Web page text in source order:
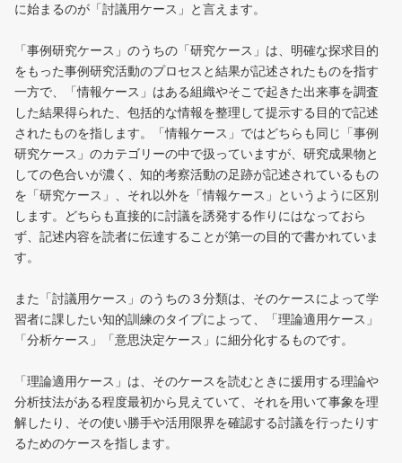
に始まるのが「討議用ケース」と言えます。
「事例研究ケース」のうちの「研究ケース」は、明確な探求目的
をもった事例研究活動のプロセスと結果が記述されたものを指す
一方で、「情報ケース」はある組織やそこで起きた出来事を調査
した結果得られた、包括的な情報を整理して提示する目的で記述
されたものを指します。「情報ケース」ではどちらも同じ「事例
研究ケース」のカテゴリーの中で扱っていますが、研究成果物と
しての色合いが濃く、知的考察活動の足跡が記述されているもの
を「研究ケース」、それ以外を「情報ケース」というように区別
します。どちらも直接的に討議を誘発する作りにはなっておら
ず、記述内容を読者に伝達することが第一の目的で書かれていま
す。
また「討議用ケース」のうちの３分類は、そのケースによって学
習者に課したい知的訓練のタイプによって、「理論適用ケース」
「分析ケース」「意思決定ケース」に細分化するものです。
「理論適用ケース」は、そのケースを読むときに援用する理論や
分析技法がある程度最初から見えていて、それを用いて事象を理
解したり、その使い勝手や活用限界を確認する討議を行ったりす
るためのケースを指します。